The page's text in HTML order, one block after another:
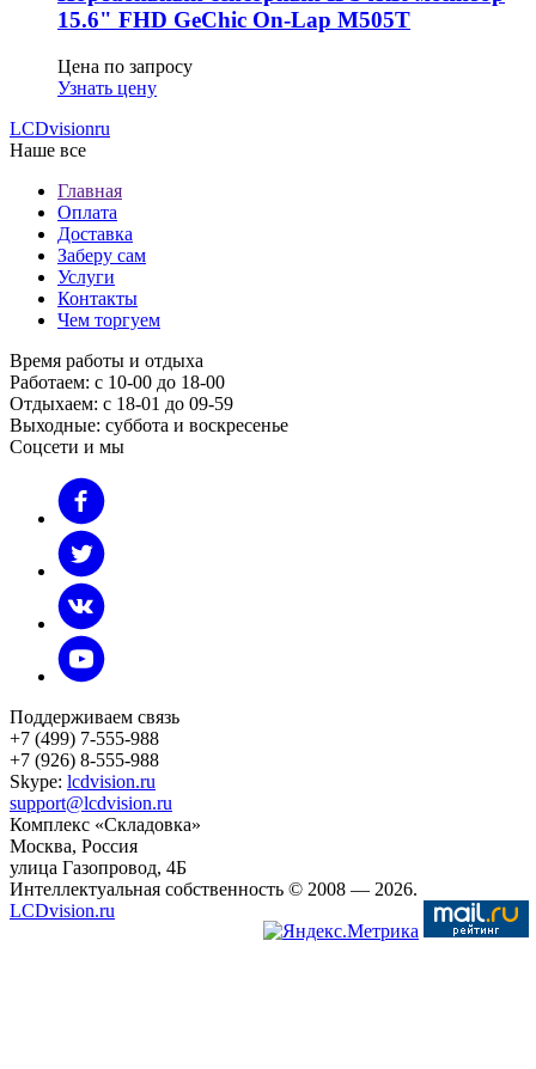
15.6" FHD GeСhic On-Lap M505T
Цена по запросу
Узнать цену
LCDvisionru
Наше все
Главная
Оплата
Доставка
Заберу сам
Услуги
Контакты
Чем торгуем
Время работы и отдыха
Работаем: с 10-00 до 18-00
Отдыхаем: с 18-01 до 09-59
Выходные: суббота и воскресенье
Соцсети и мы
Поддерживаем связь
+7 (499) 7-555-988
+7 (926) 8-555-988
Skype: lcdvision.ru
support@lcdvision.ru
Комплекс «Складовка»
Москва, Россия
улица Газопровод, 4Б
Интеллектуальная собственность © 2008 — 2026.
LCDvision.ru